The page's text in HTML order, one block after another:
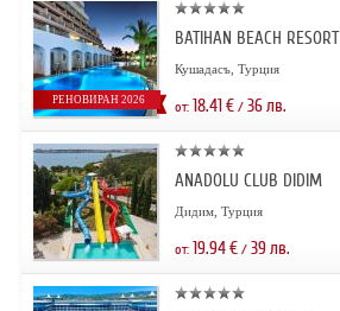
РЕНОВИРАН 2026
BATIHAN BEACH RESORT
Кушадасъ, Турция
от: 18.41€/ 36лв.
ANADOLU CLUB DIDIM
Дидим, Турция
от: 19.94€/ 39 лв.